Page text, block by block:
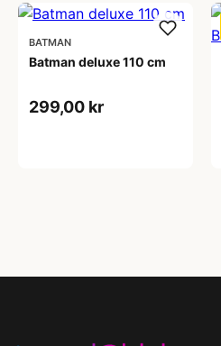
BATMAN
Batman deluxe 110 cm
299,00 kr